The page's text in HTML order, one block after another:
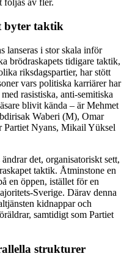
följas av fler.
byter taktik
lanseras i stor skala inför
brödraskapets tidigare taktik,
riksdagspartier, har stött
vars politiska karriärer har
rasistiska, anti-semitiska
blivit kända – är Mehmet
Waberi (M), Omar
Partiet Nyans, Mikail Yüksel
det, organisatoriskt sett,
taktik. Åtminstone en
en öppen, istället för en
Sverige. Därav denna
kidnappar och
samtidigt som Partiet
strukturer